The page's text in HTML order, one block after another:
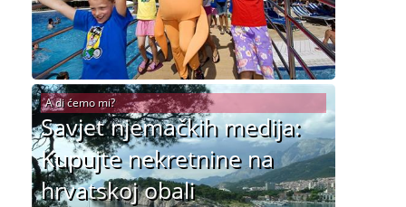
Savjet njemačkih medija:
Kupujte nekretnine na
hrvatskoj obali
A di ćemo mi?